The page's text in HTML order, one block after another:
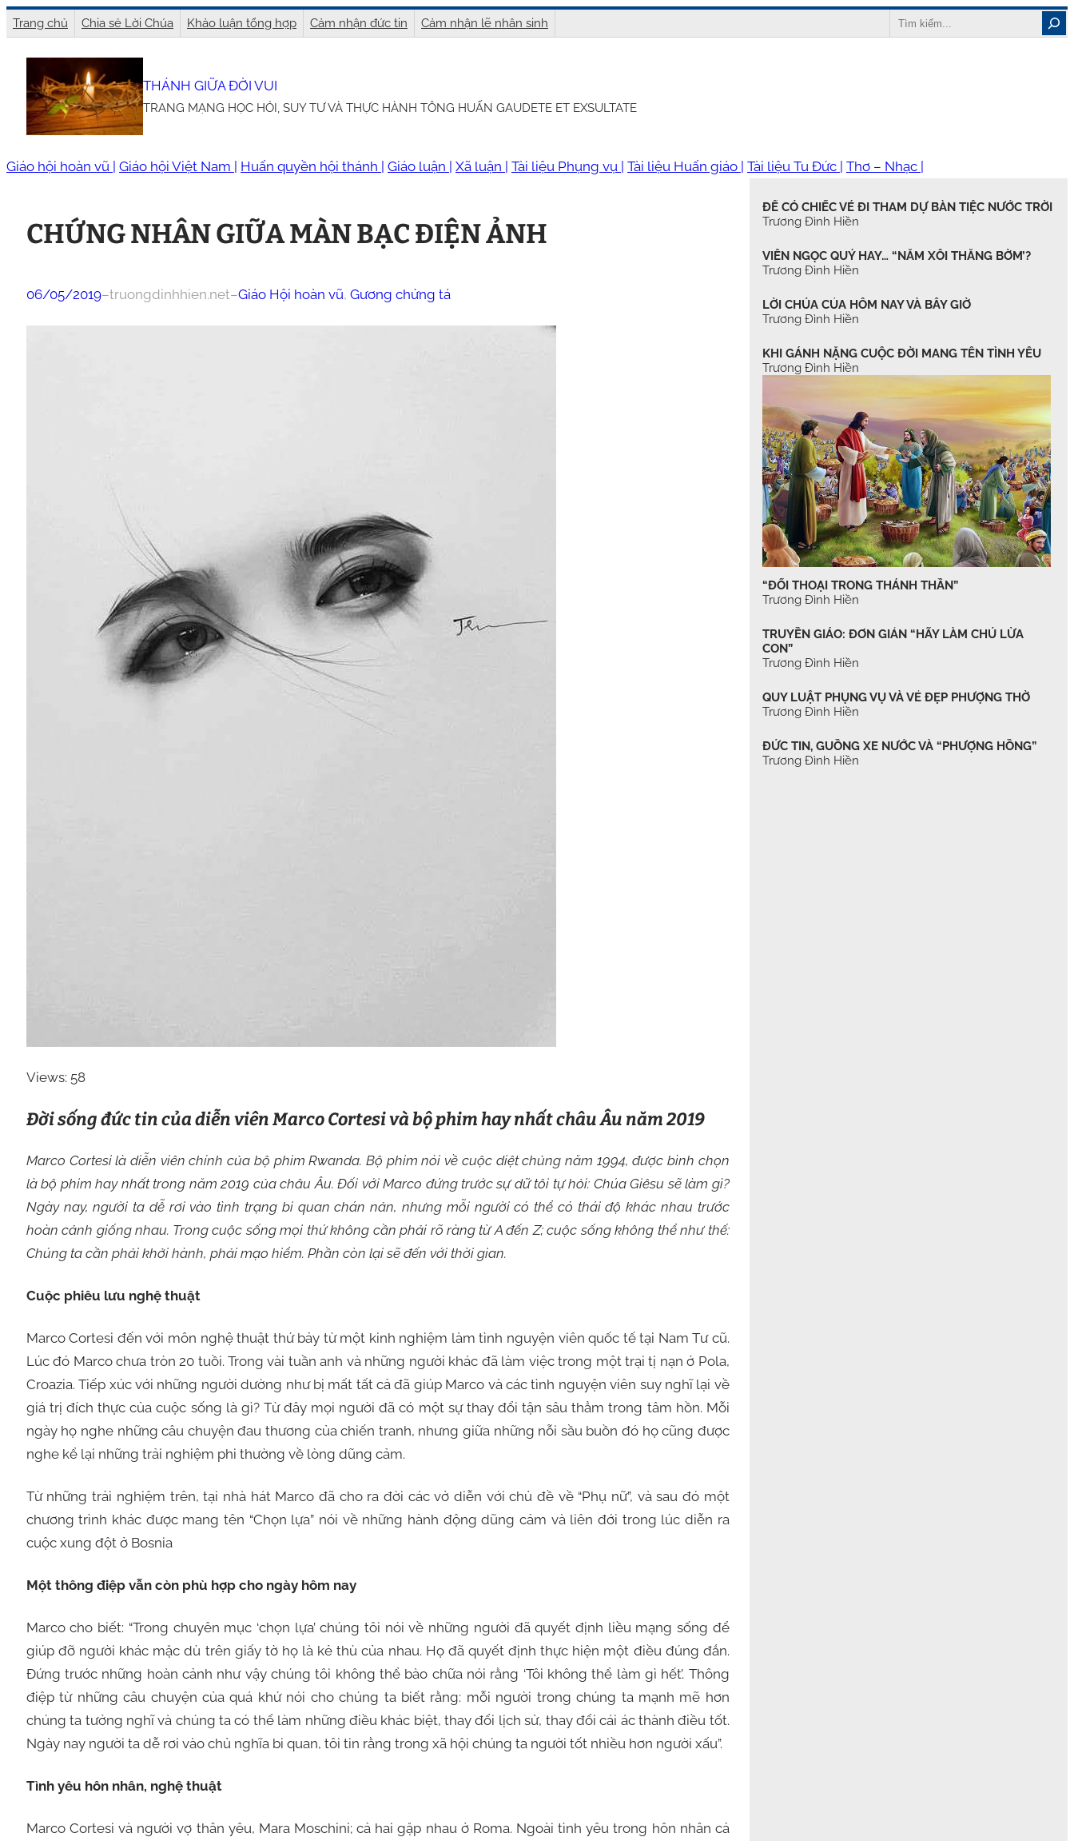
Chuyển
đến
dung
Trang chủ Chia sẻ Lời Chúa Khảo luận tổng hợp Cảm nhận đức tin Cảm nhận lẽ nhân sinh Search
THÁNH GIỮA ĐỜI VUI
TRANG MẠNG HỌC HỎI, SUY TƯ VÀ THỰC HÀNH TÔNG HUẤN GAUDETE ET EXSULTATE
Giáo hội hoàn vũ | Giáo hội Việt Nam | Huấn quyền hội thánh | Giáo luận | Xã luận | Tài liệu Phụng vụ | Tài liệu Huấn giáo | Tài liệu Tu Đức | Thơ – Nhạc |
CHỨNG NHÂN GIỮA MÀN BẠC ĐIỆN ẢNH
06/05/2019–truongdinhhien.net–Giáo Hội hoàn vũ, Gương chứng tá
Views: 58
Đời sống đức tin của diễn viên Marco Cortesi và bộ phim hay nhất châu Âu năm 2019
Marco Cortesi là diễn viên chính của bộ phim Rwanda. Bộ phim nói về cuộc diệt chủng năm 1994, được bình chọn
là bộ phim hay nhất trong năm 2019 của châu Âu. Đối với Marco đứng trước sự dữ tôi tự hỏi: Chúa Giêsu sẽ làm gì?
Ngày nay, người ta dễ rơi vào tình trạng bi quan chán nản, nhưng mỗi người có thể có thái độ khác nhau trước
hoàn cảnh giống nhau. Trong cuộc sống mọi thứ không cần phải rõ ràng từ A đến Z; cuộc sống không thể như thế:
Chúng ta cần phải khởi hành, phải mạo hiểm. Phần còn lại sẽ đến với thời gian.
Cuộc phiêu lưu nghệ thuật
Marco Cortesi đến với môn nghệ thuật thứ bảy từ một kinh nghiệm làm tình nguyện viên quốc tế tại Nam Tư cũ.
Lúc đó Marco chưa tròn 20 tuồi. Trong vài tuần anh và những người khác đã làm việc trong một trại tị nạn ở Pola,
Croazia. Tiếp xúc với những người dường như bị mất tất cả đã giúp Marco và các tình nguyện viên suy nghĩ lại về
giá trị đích thực của cuộc sống là gì? Từ đây mọi người đã có một sự thay đổi tận sâu thẳm trong tâm hồn. Mỗi
ngày họ nghe những câu chuyện đau thương của chiến tranh, nhưng giữa những nỗi sầu buồn đó họ cũng được
nghe kể lại những trải nghiệm phi thường về lòng dũng cảm.
Từ những trải nghiệm trên, tại nhà hát Marco đã cho ra đời các vở diễn với chủ đề về “Phụ nữ”, và sau đó một
chương trình khác được mang tên “Chọn lựa” nói về những hành động dũng cảm và liên đới trong lúc diễn ra
cuộc xung đột ở Bosnia
Một thông điệp vẫn còn phù hợp cho ngày hôm nay
Marco cho biết: “Trong chuyên mục ‘chọn lựa’ chúng tôi nói về những người đã quyết định liều mạng sống để
giúp đỡ người khác mặc dù trên giấy tờ họ là kẻ thù của nhau. Họ đã quyết định thực hiện một điều đúng đắn.
Đứng trước những hoàn cảnh như vậy chúng tôi không thể bào chữa nói rằng ‘Tôi không thể làm gì hết’. Thông
điệp từ những câu chuyện của quá khứ nói cho chúng ta biết rằng: mỗi người trong chúng ta mạnh mẽ hơn
chúng ta tưởng nghĩ và chúng ta có thể làm những điều khác biệt, thay đổi lịch sử, thay đổi cái ác thành điều tốt.
Ngày nay người ta dễ rơi vào chủ nghĩa bi quan, tôi tin rằng trong xã hội chúng ta người tốt nhiều hơn người xấu”.
Tình yêu hôn nhân, nghệ thuật
Marco Cortesi và người vợ thân yêu, Mara Moschini; cả hai gặp nhau ở Roma. Ngoài tình yêu trong hôn nhân cả
ĐỂ CÓ CHIẾC VÉ ĐI THAM DỰ BÀN TIỆC NƯỚC TRỜI
Trương Đình Hiền
VIÊN NGỌC QUÝ HAY… “NẮM XÔI THẰNG BỜM’?
Trương Đình Hiền
LỜI CHÚA CỦA HÔM NAY VÀ BÂY GIỜ
Trương Đình Hiền
KHI GÁNH NẶNG CUỘC ĐỜI MANG TÊN TÌNH YÊU
Trương Đình Hiền
“ĐỐI THOẠI TRONG THÁNH THẦN”
Trương Đình Hiền
TRUYỀN GIÁO: ĐƠN GIẢN “HÃY LÀM CHÚ LỪA
CON”
Trương Đình Hiền
QUY LUẬT PHỤNG VỤ VÀ VẺ ĐẸP PHƯỢNG THỜ
Trương Đình Hiền
ĐỨC TIN, GUỒNG XE NƯỚC VÀ “PHƯỢNG HỒNG”
Trương Đình Hiền